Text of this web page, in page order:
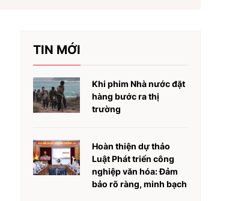
TIN MỚI
Khi phim Nhà nước đặt
hàng bước ra thị
trường
Hoàn thiện dự thảo
Luật Phát triển công
nghiệp văn hóa: Đảm
bảo rõ ràng, minh bạch